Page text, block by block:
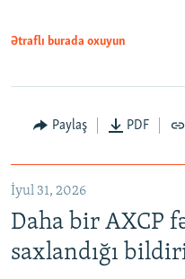
Ətraflı burada oxuyun
Paylaş PDF
İyul 31, 2026
Daha bir AXCP
saxlandığı